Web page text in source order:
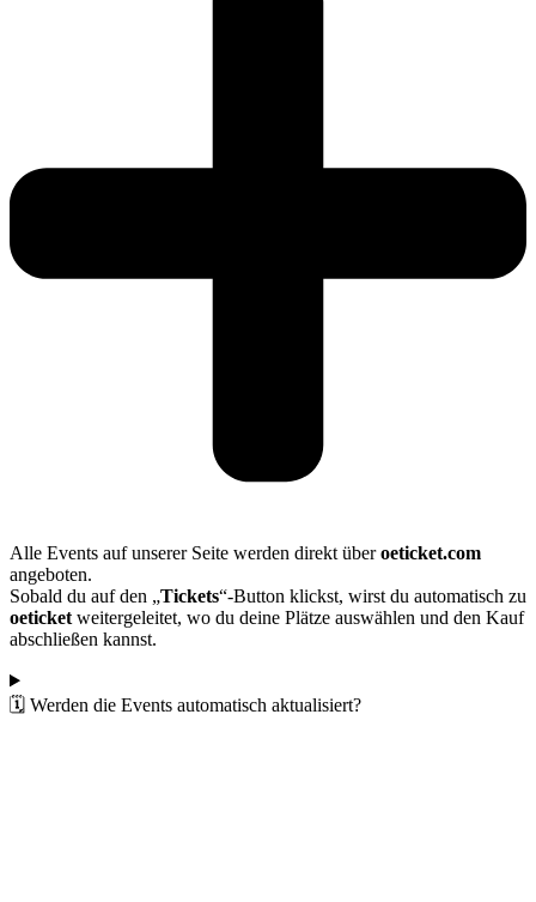
Alle Events auf unserer Seite werden direkt überoeticket.com
angeboten.
Sobald du auf den „Tickets“-Button klickst, wirst du automatisch zu
oeticketweitergeleitet, wo du deine Plätze auswählen und den Kauf
abschließen kannst.
🗓️ Werden die Events automatisch aktualisiert?